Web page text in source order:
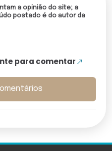
a opinião do site; a
postado é do autor da
para comentar